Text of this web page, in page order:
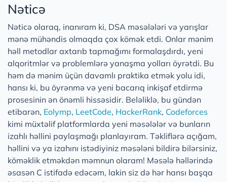
Nəticə
Nəticə olaraq, inanıram ki, DSA məsələləri və yarışlar
mənə mühəndis olmaqda çox kömək etdi. Onlar mənim
həll metodlar axtarıb tapmağımı formalaşdırdı, yeni
alqoritmlər və problemlərə yanaşma yolları öyrətdi. Bu
həm də mənim üçün davamlı praktika etmək yolu idi,
hansı ki, bu öyrənmə və yeni bacarıq inkişaf etdirmə
prosesinin ən önəmli hissəsidir. Beləliklə, bu gündən
etibarən, Eolymp, LeetCode, HackerRank, Codeforces
kimi müxtəlif platformlarda yeni məsələlər və bunların
izahlı həllini paylaşmağı planlayıram. Təkliflərə açığam,
həllini və ya izahını istədiyiniz məsələni bildirə bilərsiniz,
köməklik etməkdən məmnun olaram! Məsələ həllərində
əsasən C istifadə edəcəm, lakin siz də hər hansı başqa